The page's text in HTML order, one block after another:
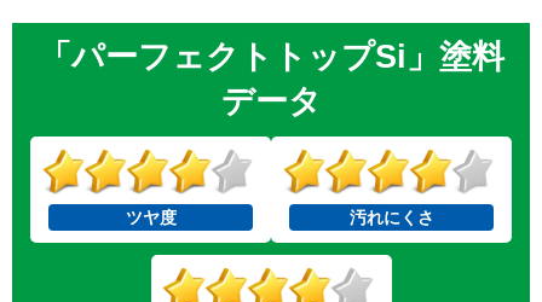
「パーフェクトトップSi」塗料
データ
ツヤ度 汚れにくさ